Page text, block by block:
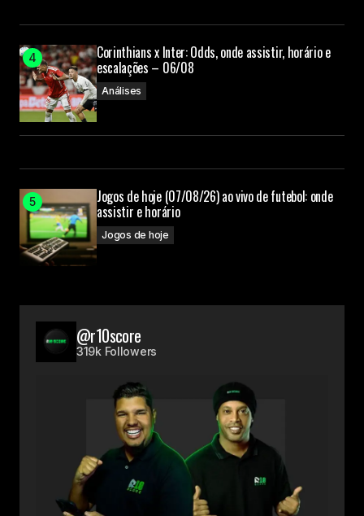
Corinthians x Inter: Odds, onde assistir, horário e
escalações – 06/08
Análises
Jogos de hoje (07/08/26) ao vivo de futebol: onde
assistir e horário
Jogos de hoje
@r10score
319k Followers